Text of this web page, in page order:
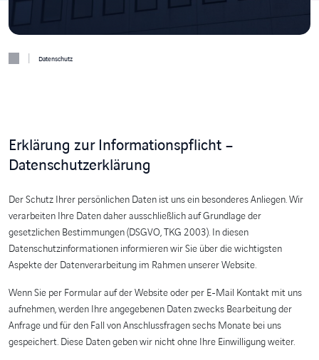
| Datenschutz
Erklärung zur Informationspflicht –
Datenschutzerklärung
Der Schutz Ihrer persönlichen Daten ist uns ein besonderes Anliegen. Wir
verarbeiten Ihre Daten daher ausschließlich auf Grundlage der
gesetzlichen Bestimmungen (DSGVO, TKG 2003). In diesen
Datenschutzinformationen informieren wir Sie über die wichtigsten
Aspekte der Datenverarbeitung im Rahmen unserer Website.
Wenn Sie per Formular auf der Website oder per E-Mail Kontakt mit uns
aufnehmen, werden Ihre angegebenen Daten zwecks Bearbeitung der
Anfrage und für den Fall von Anschlussfragen sechs Monate bei uns
gespeichert. Diese Daten geben wir nicht ohne Ihre Einwilligung weiter.